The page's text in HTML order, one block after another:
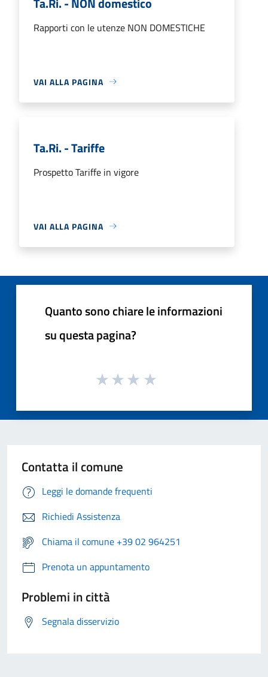
Rapporti con le utenze NON DOMESTICHE
VAI ALLA PAGINA
Ta.Ri. - Tariffe
Prospetto Tariffe in vigore
VAI ALLA PAGINA
Quanto sono chiare le informazioni
su questa pagina?
Contatta il comune
Leggi le domande frequenti
Richiedi Assistenza
Chiama il comune +39 02 964251
Prenota un appuntamento
Problemi in città
Segnala disservizio